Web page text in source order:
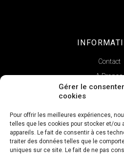
Gérer le
cookies
Pour offrir les meilleures expériences,
telles que les cookies pour stocker et/ou
appareils. Le fait de consentir à ces
traiter des données telles que le
uniques sur ce site. Le fait de ne pas
Contact
A Propos